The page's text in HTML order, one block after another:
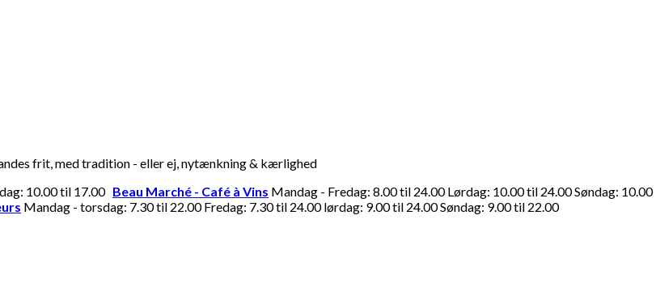
frit, med tradition - eller ej, nytænkning & kærlighed
10.00 til 17.00 Beau Marché - Café à Vins Mandag - Fredag: 8.00 til 24.00 Lørdag: 10.00 til 24.00 Søndag: 10.00
Mandag - torsdag: 7.30 til 22.00 Fredag: 7.30 til 24.00 lørdag: 9.00 til 24.00 Søndag: 9.00 til 22.00